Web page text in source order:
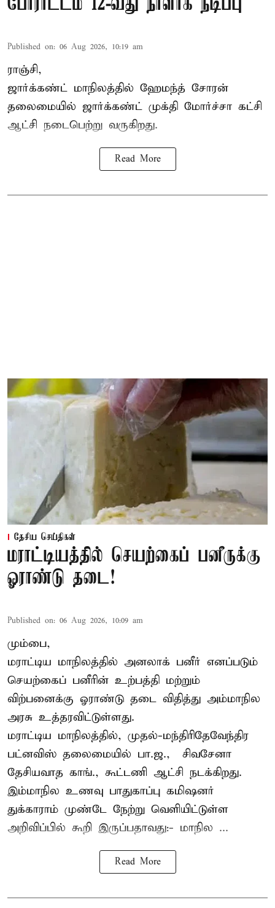
போராட்டம் 12-வது நாளாக நீடிப்பு
Published on: 06 Aug 2026, 10:19 am
ராஞ்சி,
ஜார்க்கண்ட் மாநிலத்தில் ஹேமந்த் சோரன்
தலைமையில் ஜார்க்கண்ட் முக்தி மோர்ச்சா கட்சி
ஆட்சி நடைபெற்று வருகிறது.
Read More
தேசிய செய்திகள்
மராட்டியத்தில் செயற்கைப் பனீருக்கு
ஓராண்டு தடை!
Published on: 06 Aug 2026, 10:09 am
மும்பை,
மராட்டிய மாநிலத்தில் அனலாக் பனீர் எனப்படும்
செயற்கைப் பனீரின் உற்பத்தி மற்றும்
விற்பனைக்கு ஓராண்டு தடை விதித்து அம்மாநில
அரசு உத்தரவிட்டுள்ளது.
மராட்டிய மாநிலத்தில், முதல்-மந்திரிதேவேந்திர
பட்னவிஸ் தலைமையில் பா.ஜ., – சிவசேனா –
தேசியவாத காங்., கூட்டணி ஆட்சி நடக்கிறது.
இம்மாநில உணவு பாதுகாப்பு கமிஷனர்
துக்காராம் முண்டே நேற்று வெளியிட்டுள்ள
அறிவிப்பில் கூறி இருப்பதாவது:- மாநில ...
Read More